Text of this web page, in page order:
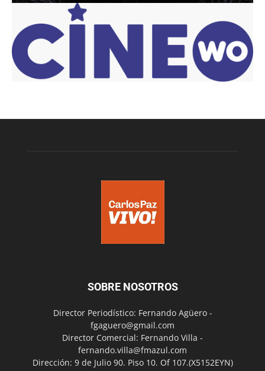
SOBRE NOSOTROS
Director Periodístico: Fernando Agüero -
fgaguero@gmail.com
Director Comercial: Fernando Villa -
fernando.villa@fmazul.com
Dirección: 9 de Julio 90. Piso 10. Of 107.(X5152EYN)